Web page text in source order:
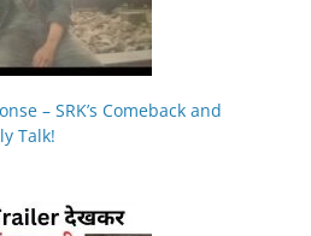
– SRK’s Comeback and
Talk!